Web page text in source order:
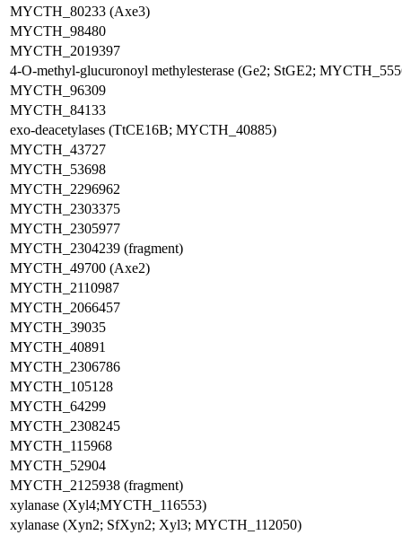
MYCTH_80233 (Axe3)
MYCTH_98480
MYCTH_2019397
4-O-methyl-glucuronoyl methylesterase (Ge2; StGE2;
MYCTH_96309
MYCTH_84133
exo-deacetylases (TtCE16B; MYCTH_40885)
MYCTH_43727
MYCTH_53698
MYCTH_2296962
MYCTH_2303375
MYCTH_2305977
MYCTH_2304239 (fragment)
MYCTH_49700 (Axe2)
MYCTH_2110987
MYCTH_2066457
MYCTH_39035
MYCTH_40891
MYCTH_2306786
MYCTH_105128
MYCTH_64299
MYCTH_2308245
MYCTH_115968
MYCTH_52904
MYCTH_2125938 (fragment)
xylanase (Xyl4;MYCTH_116553)
xylanase (Xyn2; SfXyn2; Xyl3; MYCTH_112050)